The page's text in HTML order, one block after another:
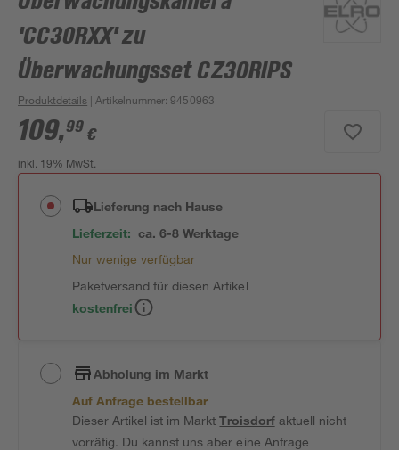
'CC30RXX' zu
Überwachungsset CZ30RIPS
Produktdetails | Artikelnummer:9450963
109,99 €
inkl. 19% MwSt.
Lieferung nach Hause
Lieferzeit: ca. 6-8 Werktage
Nur wenige verfügbar
Paketversand für diesen Artikel
kostenfrei
Abholung im Markt
Auf Anfrage bestellbar
Dieser Artikel ist im MarktTroisdorfaktuell nicht
vorrätig. Du kannst uns aber eine Anfrage